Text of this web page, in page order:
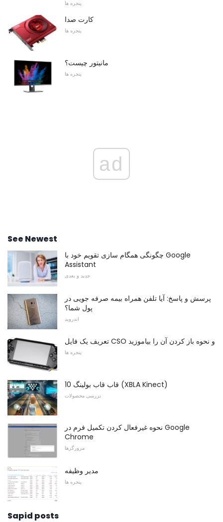
پنجره ها
کارت صدا
پنجره ها
مانیتور چیست؟
پنجره ها
ad
See Newest
چگونگی همگام سازی تقویم خود با Google
Assistant
جدید و بعدی
پرسش و پاسخ: آیا تلفن همراه بیمه صرفه جویی در
پول شما؟
اندروید
تعریف یک فایل CSO و نحوه باز کردن آن را بیاموزید
پنجره ها
10 قاب قاب بولینگ (XBLA Kinect)
بررسی محصولات
نحوه غیرفعال کردن تکمیل فرم در Google
Chrome
مرورگرها
مدیر وظیفه
پنجره ها
Sapid posts